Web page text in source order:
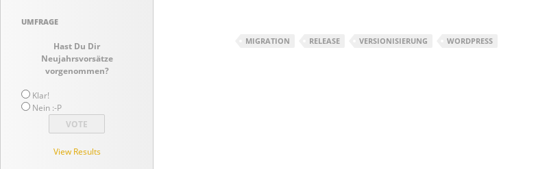
MIGRATION RELEASE VERSIONISIERUNG WORDPRESS
UMFRAGE
Hast Du Dir
Neujahrsvorsätze
vorgenommen?
Klar!
Nein :-P
View Results